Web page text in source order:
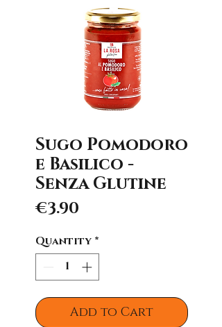
Sugo Pomodoro
e Basilico -
Senza Glutine
€3.90
Quantity *
Add to Cart